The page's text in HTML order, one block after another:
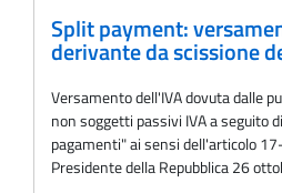
Split payment:
derivante da scissione
Versamento dell'IVA dovuta dalle
non soggetti passivi IVA a seguito
pagamenti" ai sensi dell'articolo
Presidente della Repubblica 26